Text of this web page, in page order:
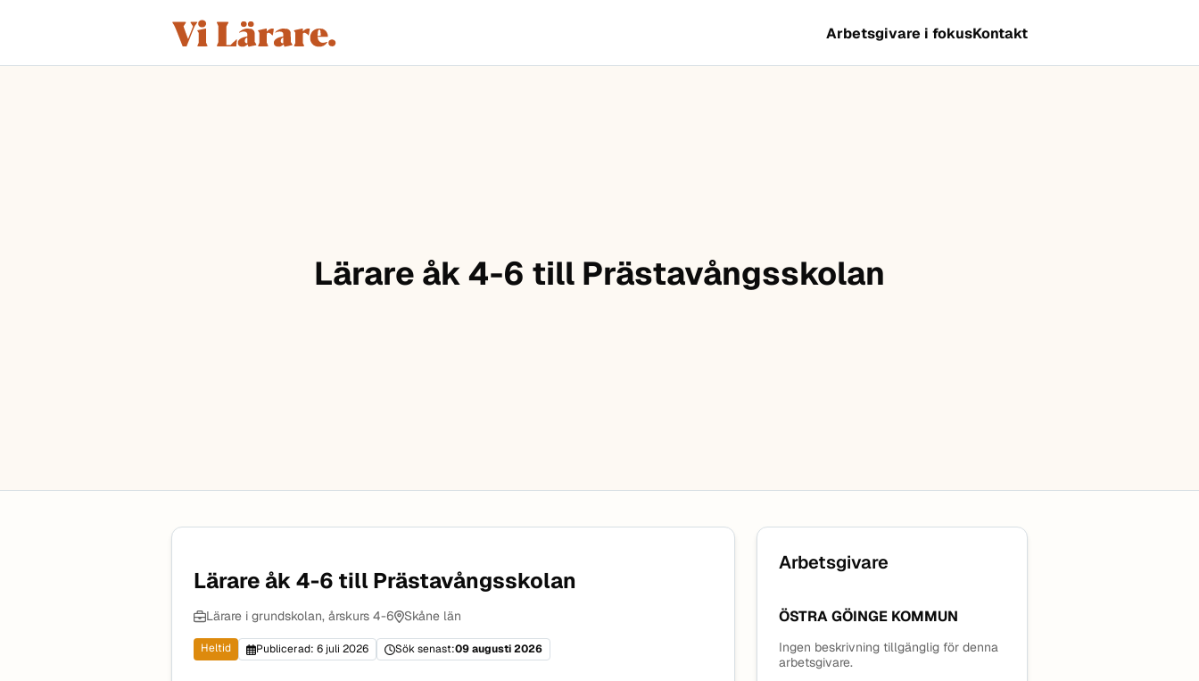
Hoppa till innehåll
ViLärare Arbetsgivare i fokusKontakt
Lärare åk 4-6 till Prästavångsskolan
Lärare åk 4-6 till Prästavångsskolan
Lärare i grundskolan, årskurs 4-6 Skåne län
Heltid Publicerad: 6 juli 2026 Sök senast:09 augusti 2026
Arbetsgivare
ÖSTRA GÖINGE KOMMUN
Ingen beskrivning tillgänglig för denna
arbetsgivare.